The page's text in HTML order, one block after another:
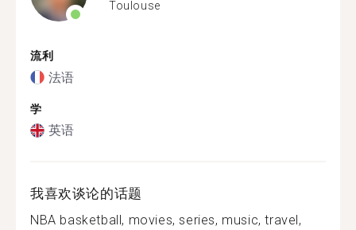
Toulouse
流利
法语
学
英语
我喜欢谈论的话题
NBA basketball, movies, series, music, travel,